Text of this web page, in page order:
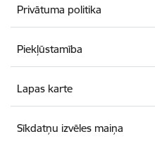
Privātuma politika
Piekļūstamība
Lapas karte
Sīkdatņu izvēles maiņa